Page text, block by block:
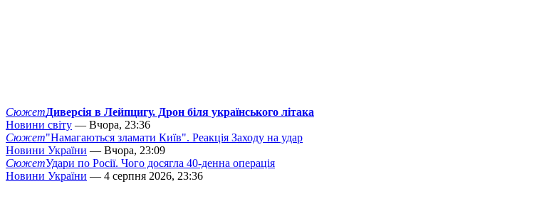
СюжетДиверсія в Лейпцигу. Дрон біля українського літака
Новини світу — Вчора, 23:36
Сюжет"Намагаються зламати Київ". Реакція Заходу на удар
Новини України — Вчора, 23:09
СюжетУдари по Росії. Чого досягла 40-денна операція
Новини України — 4 серпня 2026, 23:36